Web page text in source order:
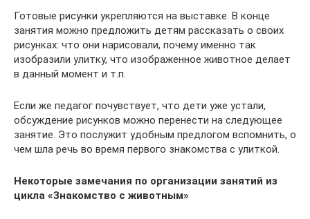
Готовые рисунки укрепляются на выставке. В конце
занятия можно предложить детям рассказать о своих
рисунках: что они нарисовали, почему именно так
изобразили улитку, что изображенное животное делает
в данный момент и т.п.
Если же педагог почувствует, что дети уже устали,
обсуждение рисунков можно перенести на следующее
занятие. Это послужит удобным предлогом вспомнить, о
чем шла речь во время первого знакомства с улиткой.
Некоторые замечания по организации занятий из
цикла «Знакомство с животным»